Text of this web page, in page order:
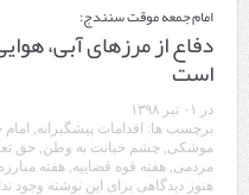
امام جمعه موقت سنندج:
دفاع از مرز‌های آبی،
است
در
۰۱ تیر ۱۳۹۸
برچسب ها: اقدامات پیشگیرانه
موشکی چشم خیانت به وطن حق
مردمی هفته قوه قضاییه هفته
هنوز دیدگاهی برای این نوشته وجود